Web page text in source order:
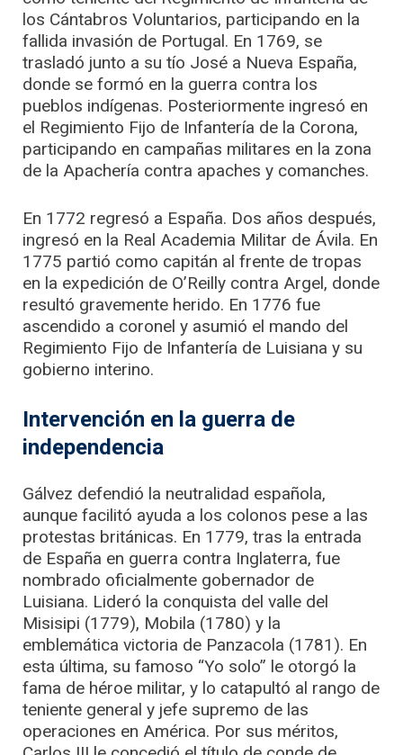
los Cántabros Voluntarios, participando en la
fallida invasión de Portugal. En 1769, se
trasladó junto a su tío José a Nueva España,
donde se formó en la guerra contra los
pueblos indígenas. Posteriormente ingresó en
el Regimiento Fijo de Infantería de la Corona,
participando en campañas militares en la zona
de la Apachería contra apaches y comanches.
En 1772 regresó a España. Dos años después,
ingresó en la Real Academia Militar de Ávila. En
1775 partió como capitán al frente de tropas
en la expedición de O’Reilly contra Argel, donde
resultó gravemente herido. En 1776 fue
ascendido a coronel y asumió el mando del
Regimiento Fijo de Infantería de Luisiana y su
gobierno interino.
Intervención en la guerra de
independencia
Gálvez defendió la neutralidad española,
aunque facilitó ayuda a los colonos pese a las
protestas británicas. En 1779, tras la entrada
de España en guerra contra Inglaterra, fue
nombrado oficialmente gobernador de
Luisiana. Lideró la conquista del valle del
Misisipi (1779), Mobila (1780) y la
emblemática victoria de Panzacola (1781). En
esta última, su famoso “Yo solo” le otorgó la
fama de héroe militar, y lo catapultó al rango de
teniente general y jefe supremo de las
operaciones en América. Por sus méritos,